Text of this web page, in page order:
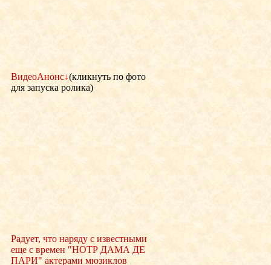
ВидеоАнонс↓(кликнуть по фото
для запуска ролика)
Радует, что наряду с известными
еще с времен "НОТР ДАМА ДЕ
ПАРИ" актерами мюзиклов